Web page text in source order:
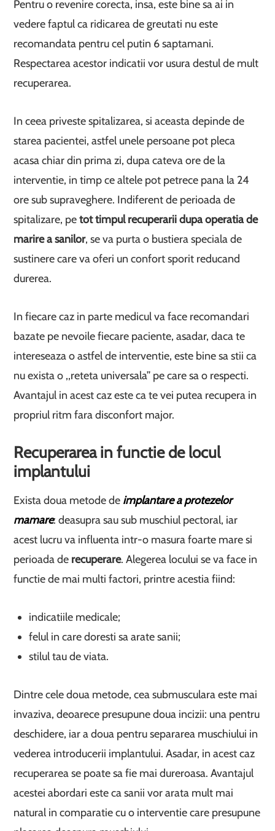
Pentru o revenire corecta, insa, este bine sa ai in
vedere faptul ca ridicarea de greutati nu este
recomandata pentru cel putin 6 saptamani.
Respectarea acestor indicatii vor usura destul de mult
recuperarea.
In ceea priveste spitalizarea, si aceasta depinde de
starea pacientei, astfel unele persoane pot pleca
acasa chiar din prima zi, dupa cateva ore de la
interventie, in timp ce altele pot petrece pana la 24
ore sub supraveghere. Indiferent de perioada de
spitalizare, petot timpul recuperarii dupa operatia de
marire a sanilor, se va purta o bustiera speciala de
sustinere care va oferi un confort sporit reducand
durerea.
In fiecare caz in parte medicul va face recomandari
bazate pe nevoile fiecare paciente, asadar, daca te
intereseaza o astfel de interventie, este bine sa stii ca
nu exista o ,,reteta universala’’ pe care sa o respecti.
Avantajul in acest caz este ca te vei putea recupera in
propriul ritm fara disconfort major.
Recuperarea in functie de locul
implantului
Exista doua metode de implantare a protezelor
mamare: deasupra sau sub muschiul pectoral, iar
acest lucru va influenta intr-o masura foarte mare si
perioada de recuperare. Alegerea locului se va face in
functie de mai multi factori, printre acestia fiind:
indicatiile medicale;
felul in care doresti sa arate sanii;
stilul tau de viata.
Dintre cele doua metode, cea submusculara este mai
invaziva, deoarece presupune doua incizii: una pentru
deschidere, iar a doua pentru separarea muschiului in
vederea introducerii implantului. Asadar, in acest caz
recuperarea se poate sa fie mai dureroasa. Avantajul
acestei abordari este ca sanii vor arata mult mai
natural in comparatie cu o interventie care presupune